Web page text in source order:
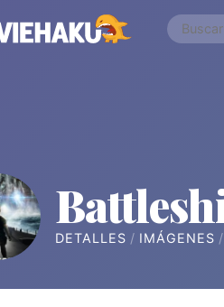
DETALLES IMÁGENES